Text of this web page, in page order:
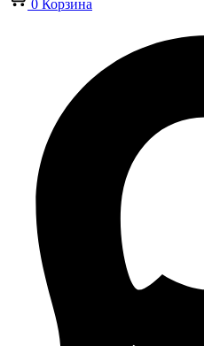
0 Корзина